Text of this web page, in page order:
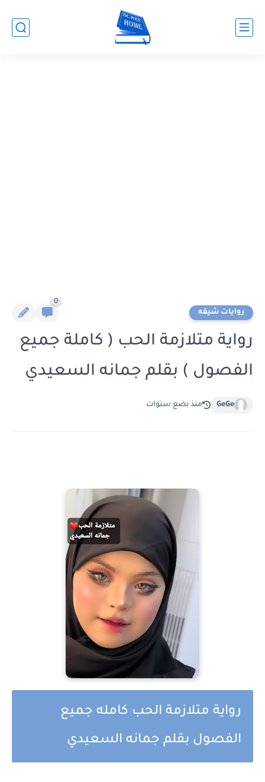
روايات شيقه
0
رواية متلازمة الحب ( كاملة جميع
الفصول ) بقلم جمانه السعيدي
GeGe منذ بضع سنوات
رواية متلازمة الحب كامله جميع
الفصول بقلم جمانه السعيدي